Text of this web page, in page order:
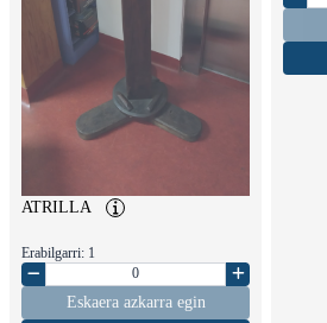
ATRILLA
Erabilgarri: 1
Eskaera azkarra egin